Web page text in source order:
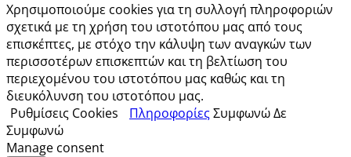
Χρησιμοποιούμε cookies για τη συλλογή πληροφοριών
σχετικά με τη χρήση του ιστοτόπου μας από τους
επισκέπτες, με στόχο την κάλυψη των αναγκών των
περισσοτέρων επισκεπτών και τη βελτίωση του
περιεχομένου του ιστοτόπου μας καθώς και τη
διευκόλυνση του ιστοτόπου μας.
Ρυθμίσεις Cookies
ΠληροφορίεςΣυμφωνώΔε
Συμφωνώ
Manage consent